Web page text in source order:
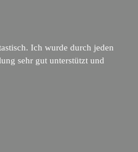
Ich wurde durch jeden
sehr gut unterstützt und